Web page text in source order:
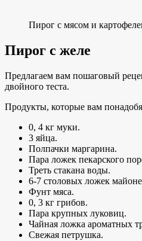
Пирог с мясом и
Пирог с желе
Предлагаем вам пошаговый
двойного теста.
Продукты, которые вам
0, 4 кг муки.
3 яйца.
Полпачки маргарина.
Пара ложек пекарского
Треть стакана воды.
6-7 столовых ложек
Фунт мяса.
0, 3 кг грибов.
Пара крупных луковиц.
Чайная ложка ароматных
Свежая петрушка.